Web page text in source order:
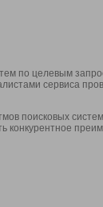
по целевым
сервиса
поисковых
конкурентное